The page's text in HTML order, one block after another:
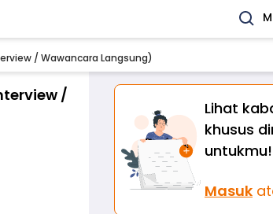
/ Wawancara Langsung)
/
Lihat
khusus
untukmu!
Masuk